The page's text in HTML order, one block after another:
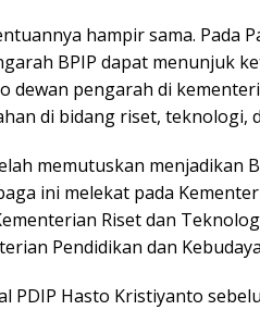
hampir sama. Pada
BPIP dapat menunjuk
dewan pengarah di
di bidang riset, teknologi,
memutuskan menjadikan
ini melekat pada
Riset dan
Pendidikan dan
PDIP Hasto Kristiyanto